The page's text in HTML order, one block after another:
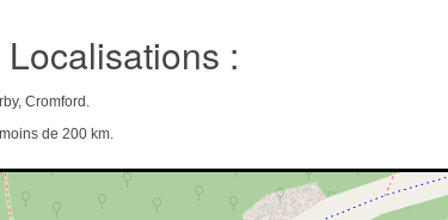
Localisations :
Cromford.
de 200 km.